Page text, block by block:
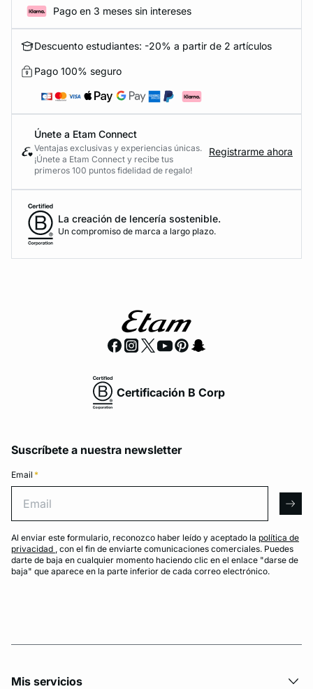
Pago en 3 meses sin intereses
Descuento estudiantes: -20% a partir de 2 artículos
Pago 100% seguro
Únete a Etam Connect
Ventajas exclusivas y experiencias únicas.
¡Únete a Etam Connect y recibe tus
primeros 100 puntos fidelidad de regalo!
Registrarme ahora
La creación de lencería sostenible.
Un compromiso de marca a largo plazo.
Certificación B Corp
Suscríbete a nuestra newsletter
Email *
Al enviar este formulario, reconozco haber leído y aceptado la política de
privacidad , con el fin de enviarte comunicaciones comerciales. Puedes
darte de baja en cualquier momento haciendo clic en el enlace "darse de
baja" que aparece en la parte inferior de cada correo electrónico.
Mis servicios